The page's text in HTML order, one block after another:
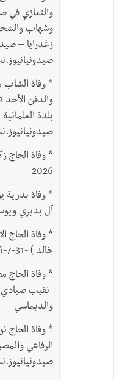
وشهاب
زغدرايا –
* وفاة
بلدة
*
2026
*
آل بديري
* وفاة الحاج
خالد ) -31-7-2026
*
-نقيب صيادي
والديماسي
*
الرفاعي